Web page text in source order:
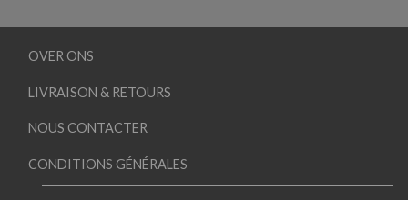
OVER ONS
LIVRAISON & RETOURS
NOUS CONTACTER
CONDITIONS GÉNÉRALES